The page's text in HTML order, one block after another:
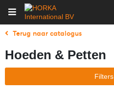
Terug naar catalogus
Hoeden & Petten
Filters